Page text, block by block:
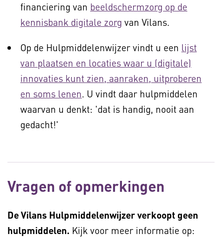
financiering van beeldschermzorg op de
kennisbank digitale zorg van Vilans.
Op de Hulpmiddelenwijzer vindt u een lijst
van plaatsen en locaties waar u (digitale)
innovaties kunt zien, aanraken, uitproberen
en soms lenen. U vindt daar hulpmiddelen
waarvan u denkt: 'dat is handig, nooit aan
gedacht!'
Vragen of opmerkingen
De Vilans Hulpmiddelenwijzer verkoopt geen
hulpmiddelen. Kijk voor meer informatie op: